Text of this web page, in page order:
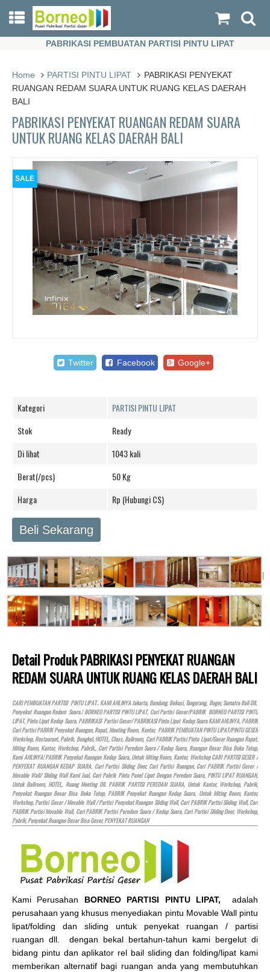
PABRIKASI PEMBUATAN PARTISI PINTU LIPAT
Home
PARTISI PINTU LIPAT
PABRIKASI PENYEKAT
RUANGAN REDAM SUARA UNTUK RUANG KELAS DAERAH
BALI
PABRIKASI PENYEKAT RUANGAN REDAM SUARA
UNTUK RUANG KELAS DAERAH BALI
SALE
Twitter Facebook Google+
Kategori
PARTISI PINTU LIPAT
Stok
Ready
Di lihat
1043 kali
Berat(/pcs)
50 Kg
Harga
Rp (Hubungi CS)
Beli Sekarang
Detail Produk PABRIKASI PENYEKAT RUANGAN
REDAM SUARA UNTUK RUANG KELAS DAERAH BALI
CARI PEMBUATAN PARTISI PINTU LIPAT.. KAMI AHLINYA Jakarta, Bandung, Bekasi, Tangerang, Bogor, Sumatra Bali Dll.
Penyekat Ruangan Redam Suara.! BORNEO PARTISI PINTU LIPAT, Cari Partisi Geser/PABRIK BORNEO PARTISI PINTU
LIPAT, Pintu Lipat Kedap Suara, PABRIKASI Partisi Geser/ PABRIKASI Pintu Lipat Kedap Suara KAMI AHLINYA, PABRIK
Cari Partisi PABRIK Penyekat Ruangan, Rapat, Meeting Room, Kantor, PABRIK PEMBUATAN PINTU LIPAT/PINTU GESER
Workshop, Restaurant, Pabrik, Bengkel,HOTEL, Class, Ballroom, Cari PABRIK Partisi Pintu Lipat/Geser Ruangan Rapat,
Miting Room, Kantor, Workshop, Pabrik,, Cari Partisi Peredam Suara / Kedap Suara, Ruangan Besar Bisa Buka Tutup,
Kami AHLINYA! PABRIK Penyekat Ruangan Kedap Suara, Untuk Miting Room, Kantor, Workshop CARI PARTISI GESER /
PENYEKAT RUANGAN KEDAP SUARA. Cari Partisi Sliding Door, Cari Partisi Ruangan, Cari PABRIK Partisi Geser /
Movable Wall/ Sliding Wall Kami Jual, Cari Pabrik Pintu Panel Lipat Dengan Peredam Suara, PINTU LIPAT RUANGAN,
Untuk Ballroom,HOTEL, Ruang Meeting Dll. PABRIK PARTISI PEREDAM SUARA, Untuk Kantor, Workshop, Pabrik,
Penyekat Ruangan Besar Bisa Buka Tutup, PABRIK Penyekat Ruangan Kedap Suara, Untuk Miting Room, Kantor,
Workshop, Partisi Geser / Movable Wall / Partisi Penyekat Ruangan Sliding Wall, Cari PABRIK Partisi Sliding Wall, Cari
PABRIK Partisi Movable Wall, Cari PABRIK Partisi Peredam Suara / Kedap Suara, Cari Partisi Sliding Door, Workshop,
Pabrik, Penyekat Ruangan Besar Bisa Geser, PENYEKAT RUANGAN
Kami Perusahan BORNEO PARTISI PINTU LIPAT, adalah
perusahaan yang khusus menyediakan pintu Movable Wall pintu
lipat/folding dan sliding untuk penyekat ruangan / partisi
ruangan dll. dengan bekal bertahun-tahun kami bergelut di
bidang pintu dan aplikator rel bail sliding dan folding/lipat kami
memberikan alternatif bagi ruangan anda yang membutuhkan